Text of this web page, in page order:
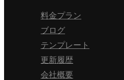
料金プラン
ブログ
テンプレート
更新履歴
会社概要